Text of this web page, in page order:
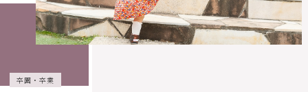
卒園・卒業